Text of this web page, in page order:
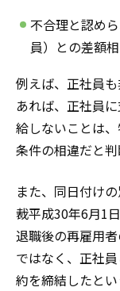
不合理と認め
員）との差額
例えば、正社員
あれば、正社員
給しないことは
条件の相違だと判
また、同日付け
裁平成30年6月1
退職後の再雇用
ではなく、正社
約を締結したと